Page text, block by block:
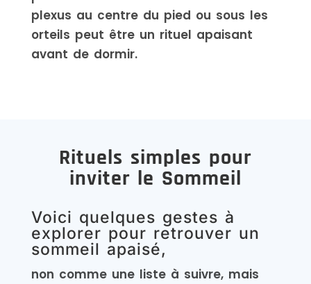
plexus au centre du pied ou sous les
orteils peut être un rituel apaisant
avant de dormir.
Rituels simples pour
inviter le Sommeil
Voici quelques gestes à
explorer pour retrouver un
sommeil apaisé,
non comme une liste à suivre, mais